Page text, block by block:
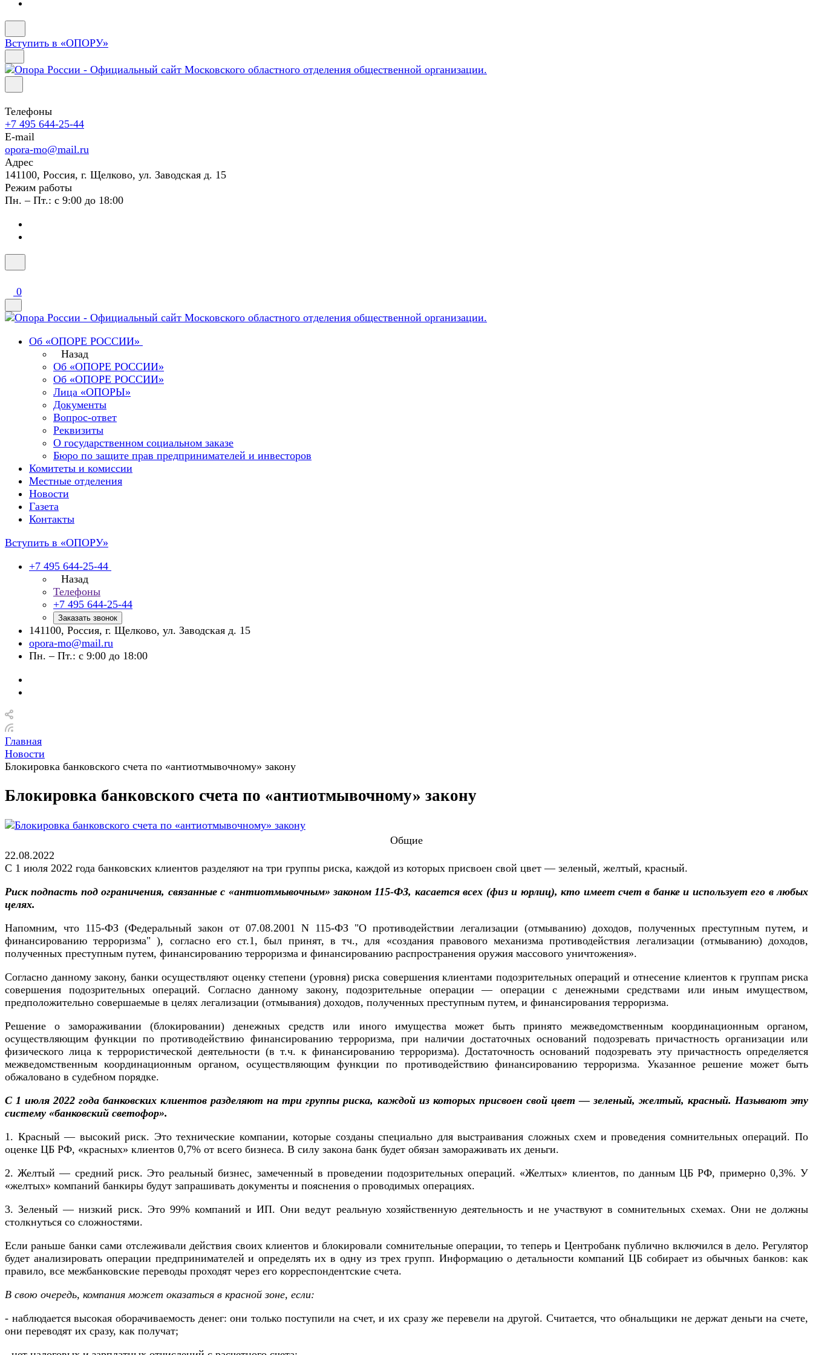
Вступить в «ОПОРУ»
Телефоны
+7 495 644-25-44
E-mail
opora-mo@mail.ru
Адрес
141100, Россия, г. Щелково, ул. Заводская д. 15
Режим работы
Пн. – Пт.: с 9:00 до 18:00
0
Об «ОПОРЕ РОССИИ»
Назад
Об «ОПОРЕ РОССИИ»
Об «ОПОРЕ РОССИИ»
Лица «ОПОРЫ»
Документы
Вопрос-ответ
Реквизиты
О государственном социальном заказе
Бюро по защите прав предпринимателей и инвесторов
Комитеты и комиссии
Местные отделения
Новости
Газета
Контакты
Вступить в «ОПОРУ»
+7 495 644-25-44
Назад
Телефоны
+7 495 644-25-44
Заказать звонок
141100, Россия, г. Щелково, ул. Заводская д. 15
opora-mo@mail.ru
Пн. – Пт.: с 9:00 до 18:00
Главная
Новости
Блокировка банковского счета по «антиотмывочному» закону
Блокировка банковского счета по «антиотмывочному» закону
Общие
22.08.2022
С 1 июля 2022 года банковских клиентов разделяют на три группы риска, каждой из которых присвоен свой цвет — зеленый, желтый, красный.
Риск подпасть под ограничения, связанные с «антиотмывочным» законом 115-ФЗ, касается всех (физ и юрлиц), кто имеет счет в банке и использует его в любых
целях.
Напомним, что 115-ФЗ (Федеральный закон от 07.08.2001 N 115-ФЗ "О противодействии легализации (отмыванию) доходов, полученных преступным путем, и
финансированию терроризма" ), согласно его ст.1, был принят, в тч., для «создания правового механизма противодействия легализации (отмыванию) доходов,
полученных преступным путем, финансированию терроризма и финансированию распространения оружия массового уничтожения».
Согласно данному закону, банки осуществляют оценку степени (уровня) риска совершения клиентами подозрительных операций и отнесение клиентов к группам риска
совершения подозрительных операций. Согласно данному закону, подозрительные операции — операции с денежными средствами или иным имуществом,
предположительно совершаемые в целях легализации (отмывания) доходов, полученных преступным путем, и финансирования терроризма.
Решение о замораживании (блокировании) денежных средств или иного имущества может быть принято межведомственным координационным органом,
осуществляющим функции по противодействию финансированию терроризма, при наличии достаточных оснований подозревать причастность организации или
физического лица к террористической деятельности (в т.ч. к финансированию терроризма). Достаточность оснований подозревать эту причастность определяется
межведомственным координационным органом, осуществляющим функции по противодействию финансированию терроризма. Указанное решение может быть
обжаловано в судебном порядке.
С 1 июля 2022 года банковских клиентов разделяют на три группы риска, каждой из которых присвоен свой цвет — зеленый, желтый, красный. Называют эту
систему «банковский светофор».
1. Красный — высокий риск. Это технические компании, которые созданы специально для выстраивания сложных схем и проведения сомнительных операций. По
оценке ЦБ РФ, «красных» клиентов 0,7% от всего бизнеса. В силу закона банк будет обязан замораживать их деньги.
2. Желтый — средний риск. Это реальный бизнес, замеченный в проведении подозрительных операций. «Желтых» клиентов, по данным ЦБ РФ, примерно 0,3%. У
«желтых» компаний банкиры будут запрашивать документы и пояснения о проводимых операциях.
3. Зеленый — низкий риск. Это 99% компаний и ИП. Они ведут реальную хозяйственную деятельность и не участвуют в сомнительных схемах. Они не должны
столкнуться со сложностями.
Если раньше банки сами отслеживали действия своих клиентов и блокировали сомнительные операции, то теперь и Центробанк публично включился в дело. Регулятор
будет анализировать операции предпринимателей и определять их в одну из трех групп. Информацию о детальности компаний ЦБ собирает из обычных банков: как
правило, все межбанковские переводы проходят через его корреспондентские счета.
В свою очередь, компания может оказаться в красной зоне, если:
- наблюдается высокая оборачиваемость денег: они только поступили на счет, и их сразу же перевели на другой. Считается, что обнальщики не держат деньги на счете,
они переводят их сразу, как получат;